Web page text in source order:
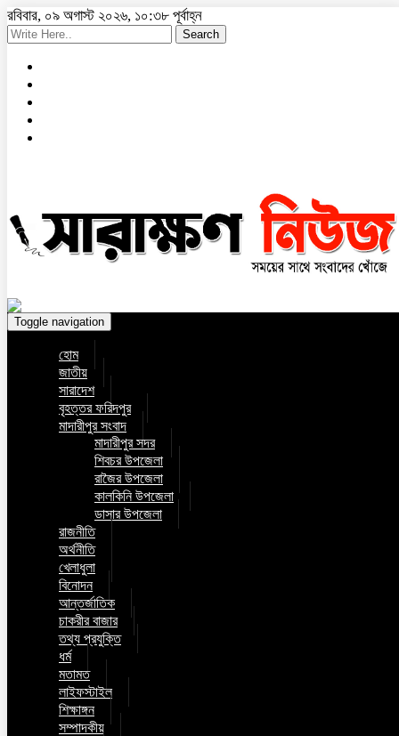
রবিবার, ০৯ অগাস্ট ২০২৬, ১০:৩৮ পূর্বাহ্ন
Search
Toggle navigation
হোম
জাতীয়
সারাদেশ
বৃহত্তর ফরিদপুর
মাদারীপুর সংবাদ
মাদারীপুর সদর
শিবচর উপজেলা
রাজৈর উপজেলা
কালকিনি উপজেলা
ডাসার উপজেলা
রাজনীতি
অর্থনীতি
খেলাধুলা
বিনোদন
আন্তর্জাতিক
চাকরীর বাজার
তথ্য প্রযুক্তি
ধর্ম
মতামত
লাইফস্টাইল
শিক্ষাঙ্গন
সম্পাদকীয়